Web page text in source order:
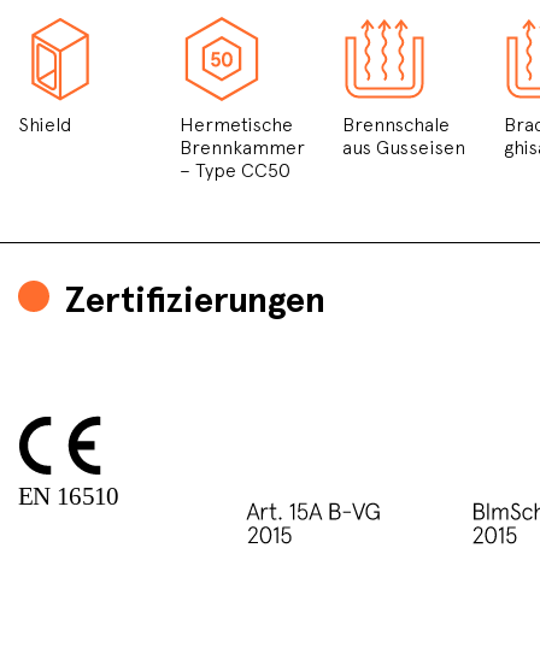
Shield
Hermetische
Brennkammer
– Type CC50
Brennschale
aus Gusseisen
Zertifizierungen